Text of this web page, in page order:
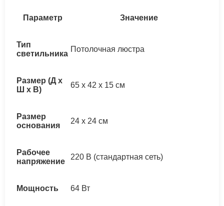
Параметр Значение
Тип
светильника
Потолочная люстра
Размер (Д x
Ш x В)
65 x 42 x 15 см
Размер
основания
24 x 24 см
Рабочее
напряжение
220 В (стандартная сеть)
Мощность 64 Вт